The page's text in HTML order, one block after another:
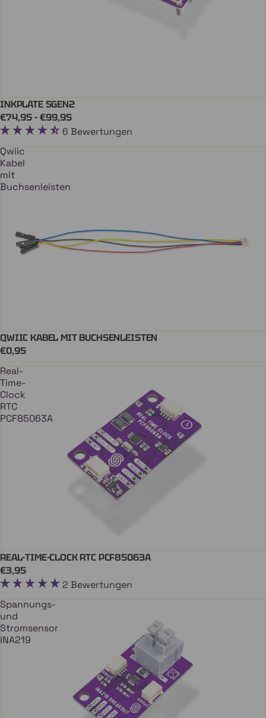
In Den Einkaufswagen
INKPLATE 5GEN2
€74,95 - €99,95
6 Bewertungen
Qwiic
Kabel
mit
Buchsenleisten
QWIIC
In Den Einkaufswagen
QWIIC KABEL MIT BUCHSENLEISTEN
€0,95
Real-
Time-
Clock
RTC
PCF85063A
In Den Einkaufswagen
REAL-TIME-CLOCK RTC PCF85063A
€3,95
2 Bewertungen
Spannungs-
und
Stromsensor
INA219